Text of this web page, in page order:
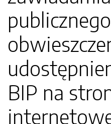
publicznego
BIP na